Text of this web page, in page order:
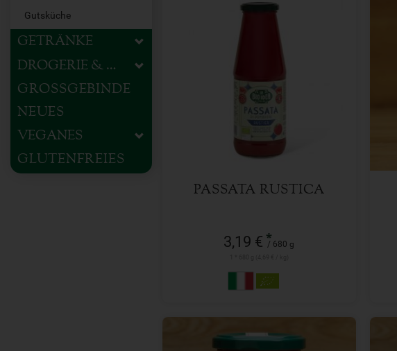
Gutsküche
GETRÄNKE
DROGERIE & HAUSHALT
GROSSGEBINDE
NEUES
VEGANES
GLUTENFREIES
PASSATA RUSTICA
3,19 € *
/ 680 g
680 g
3,19 €